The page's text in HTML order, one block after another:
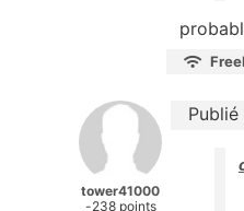
tower41000
-238 points